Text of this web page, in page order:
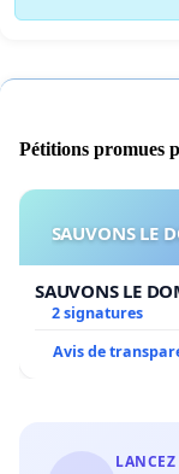
Pétitions promues
SAUVONS LE
SAUVONS LE
2 signatures
Avis de